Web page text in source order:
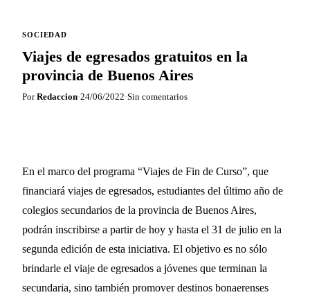
SOCIEDAD
Viajes de egresados gratuitos en la
provincia de Buenos Aires
PorRedaccion·24/06/2022·Sin comentarios
En el marco del programa “Viajes de Fin de Curso”, que
financiará viajes de egresados, estudiantes del último año de
colegios secundarios de la provincia de Buenos Aires,
podrán inscribirse a partir de hoy y hasta el 31 de julio en la
segunda edición de esta iniciativa. El objetivo es no sólo
brindarle el viaje de egresados a jóvenes que terminan la
secundaria, sino también promover destinos bonaerenses